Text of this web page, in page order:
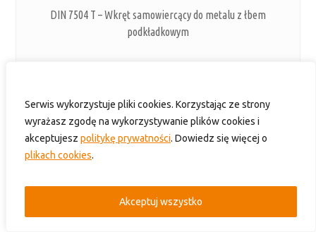
Serwis wykorzystuje pliki cookies. Korzystając ze strony
wyrażasz zgodę na wykorzystywanie plików cookies i
akceptujesz politykę prywatności. Dowiedz się więcej o
plikach cookies.
Akceptuj wszystko
DIN 7504 T – Wkręt samowiercący do metalu z łbem
podkładkowym